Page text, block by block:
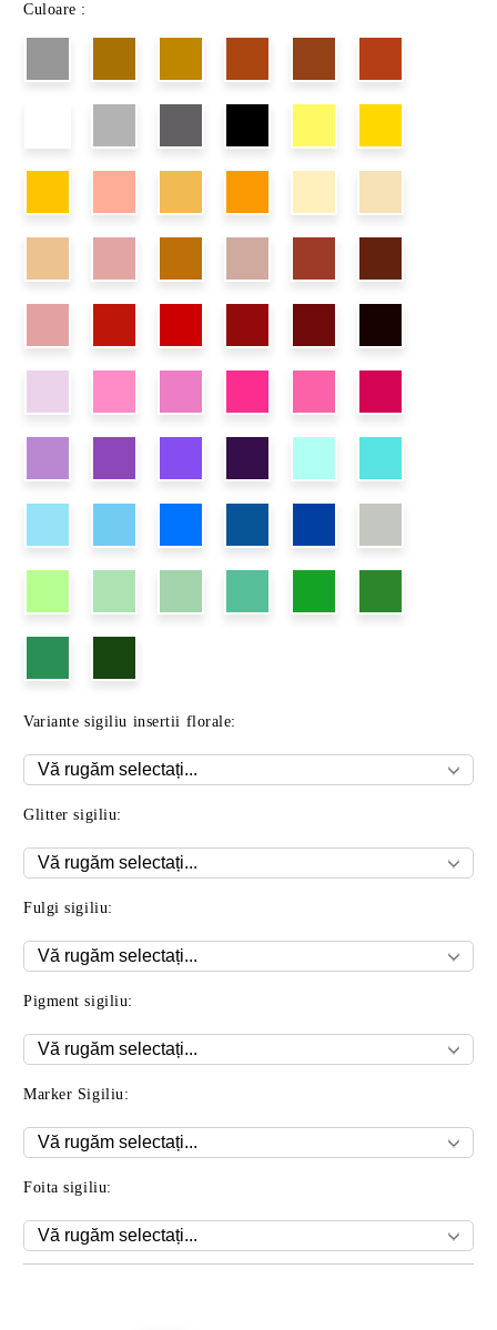
Culoare :
Variante sigiliu insertii florale:
Glitter sigiliu:
Fulgi sigiliu:
Pigment sigiliu:
Marker Sigiliu:
Foita sigiliu: